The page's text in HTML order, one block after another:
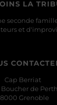
LA
seconde
et
Cap Berriat
Boucher de
Grenoble